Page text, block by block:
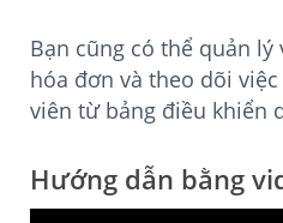
Bạn cũng có thể quản
hóa đơn và theo dõi
viên từ bảng điều khiển
Hướng dẫn bằng